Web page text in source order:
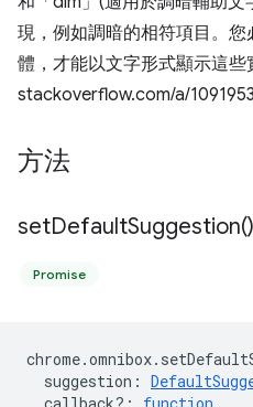
現，例如調暗的相符項目。
體，才能以文字形式顯示這些
stackoverflow.com/a/
方法
setDefaultSuggestion()
Promise
chrome.omnibox.
suggestion :